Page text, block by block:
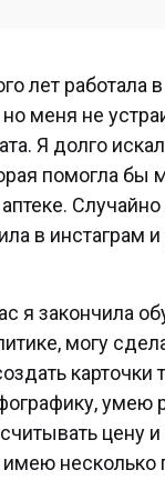
лет работала
меня не
Я долго
помогла бы
в инстаграм
я закончила
могу
карточки
умею
цену
имею